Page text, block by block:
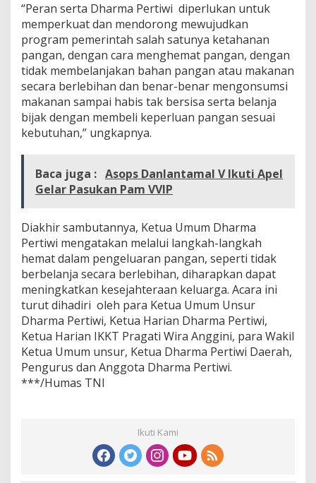
a
n
a
P
a
n
g
a
n
“Peran serta Dharma Pertiwi diperlukan untuk
memperkuat dan mendorong mewujudkan
program pemerintah salah satunya ketahanan
pangan, dengan cara menghemat pangan, dengan
tidak membelanjakan bahan pangan atau makanan
secara berlebihan dan benar-benar mengonsumsi
makanan sampai habis tak bersisa serta belanja
bijak dengan membeli keperluan pangan sesuai
kebutuhan,” ungkapnya.
Baca juga : Asops Danlantamal V Ikuti Apel
Gelar Pasukan Pam VVIP
Diakhir sambutannya, Ketua Umum Dharma
Pertiwi mengatakan melalui langkah-langkah
hemat dalam pengeluaran pangan, seperti tidak
berbelanja secara berlebihan, diharapkan dapat
meningkatkan kesejahteraan keluarga. Acara ini
turut dihadiri oleh para Ketua Umum Unsur
Dharma Pertiwi, Ketua Harian Dharma Pertiwi,
Ketua Harian IKKT Pragati Wira Anggini, para Wakil
Ketua Umum unsur, Ketua Dharma Pertiwi Daerah,
Pengurus dan Anggota Dharma Pertiwi.
***/Humas TNI
Ikuti Kami